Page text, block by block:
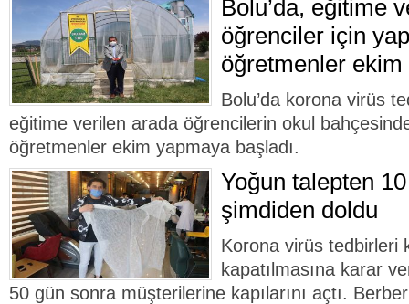
Bolu’da, eğitime
öğrenciler için
öğretmenler ekim
Bolu’da korona virüs
eğitime verilen arada öğrencilerin okul
öğretmenler ekim yapmaya başladı.
Yoğun talepten
şimdiden doldu
Korona virüs tedbirleri
kapatılmasına karar
50 gün sonra müşterilerine kapılarını açtı.